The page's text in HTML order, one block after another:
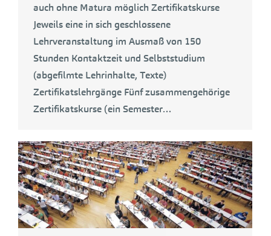
auch ohne Matura möglich Zertifikatskurse
Jeweils eine in sich geschlossene
Lehrveranstaltung im Ausmaß von 150
Stunden Kontaktzeit und Selbststudium
(abgefilmte Lehrinhalte, Texte)
Zertifikatslehrgänge Fünf zusammengehörige
Zertifikatskurse (ein Semester…